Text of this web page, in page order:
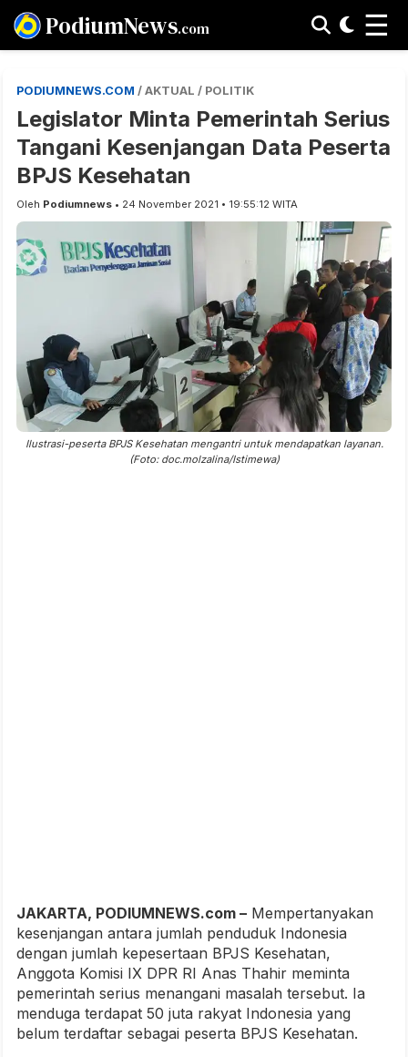
PodiumNews.com ☰
PODIUMNEWS.COM / AKTUAL / POLITIK
Legislator Minta Pemerintah Serius
Tangani Kesenjangan Data Peserta
BPJS Kesehatan
Oleh Podiumnews • 24 November 2021 • 19:55:12 WITA
Ilustrasi-peserta BPJS Kesehatan mengantri untuk mendapatkan layanan.
(Foto: doc.molzalina/Istimewa)
JAKARTA, PODIUMNEWS.com – Mempertanyakan
kesenjangan antara jumlah penduduk Indonesia
dengan jumlah kepesertaan BPJS Kesehatan,
Anggota Komisi IX DPR RI Anas Thahir meminta
pemerintah serius menangani masalah tersebut. Ia
menduga terdapat 50 juta rakyat Indonesia yang
belum terdaftar sebagai peserta BPJS Kesehatan.